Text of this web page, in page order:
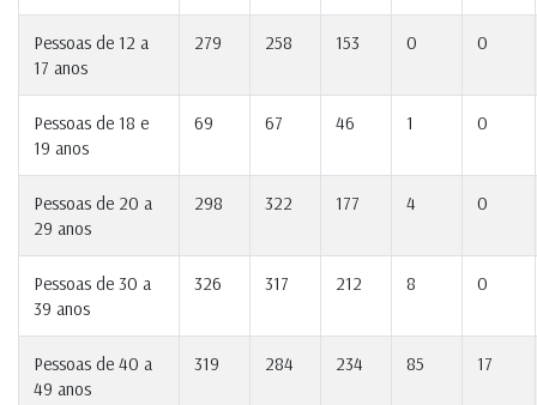
Pessoas de 12 a
17 anos
279 258 153 0 0
Pessoas de 18 e
19 anos
69 67 46 1 0
Pessoas de 20 a
29 anos
298 322 177 4 0
Pessoas de 30 a
39 anos
326 317 212 8 0
Pessoas de 40 a
49 anos
319 284 234 85 17